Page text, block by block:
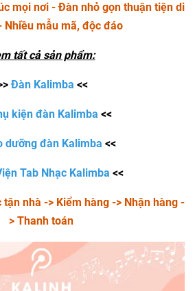
mọi nơi - Đàn nhỏ gọn thuận tiện di
Nhiều mẫu mã, độc đáo
tất cả sản phẩm:
Đàn Kalimba <<
kiện đàn Kalimba <<
dưỡng đàn Kalimba <<
Tab Nhạc Kalimba <<
nhà -> Kiểm hàng -> Nhận hàng -
> Thanh toán